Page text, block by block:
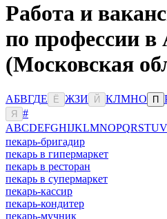
Работа и
по профессии
(Московская
АБВГДЕ Ё ЖЗИ Й КЛМНО П
Я
#
ABCDEFGHIJKLMNOPQRSTUV
пекарь-бригадир
пекарь в гипермаркет
пекарь в ресторан
пекарь в супермаркет
пекарь-кассир
пекарь-кондитер
пекарь-мучник